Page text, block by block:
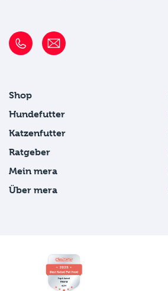
Shop
Hundefutter
Katzenfutter
Ratgeber
Mein mera
Über mera